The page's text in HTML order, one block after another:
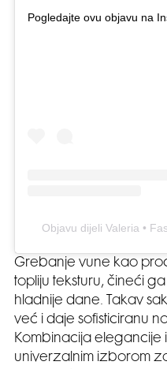
Pogledajte ovu objavu na
Objavu dijeli Valeria •
Grebanje vune kao
topliju teksturu, čineći
hladnije dane. Takav
već i daje sofisticiranu
Kombinacija elegancije
univerzalnim izborom